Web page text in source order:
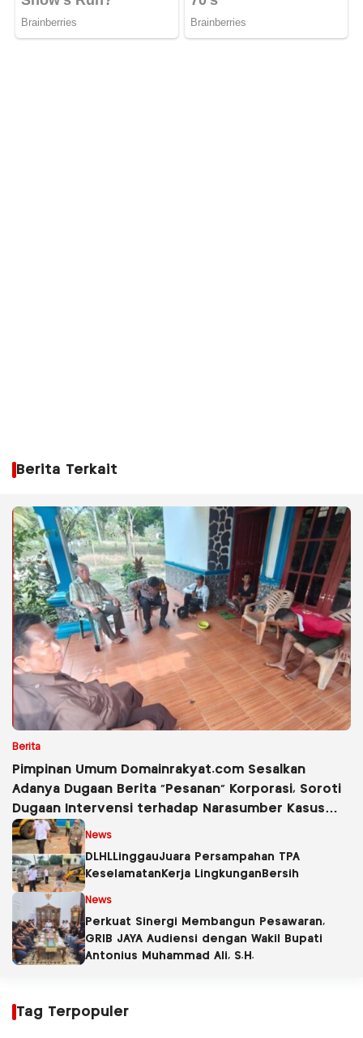
Berita Terkait
Berita
Pimpinan Umum Domainrakyat.com Sesalkan
Adanya Dugaan Berita “Pesanan” Korporasi, Soroti
Dugaan Intervensi terhadap Narasumber Kasus
Pencemaran Lingkungan
News
DLHLLinggauJuara Persampahan TPA
KeselamatanKerja LingkunganBersih
News
Perkuat Sinergi Membangun Pesawaran,
GRIB JAYA Audiensi dengan Wakil Bupati
Antonius Muhammad Ali, S.H.
Tag Terpopuler